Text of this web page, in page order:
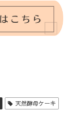
天然酵母ケーキ